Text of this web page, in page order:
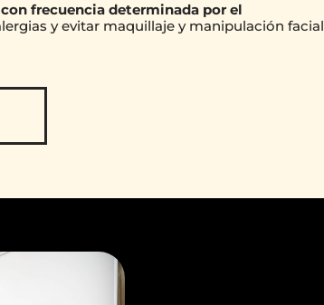
frecuencia determinada por el
y evitar maquillaje y manipulación facial